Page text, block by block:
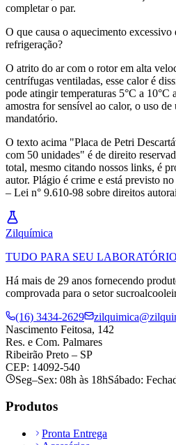
completar o par.
O que causa o aquecimento excessivo
refrigeração?
O atrito do ar com o rotor em alta
centrífugas ventiladas, esse calor é
pode atingir temperaturas 5°C a 10°C
amostra for sensível ao calor, o uso
mandatório.
O texto acima "Placa de Petri
com 50 unidades" é de direito
total, mesmo citando nossos links, é
autor. Plágio é crime e está previsto
– Lei n° 9.610-98 sobre direitos
Zilquímica
TUDO PARA SEU LABORATÓRIO
Há mais de 29 anos fornecendo
comprovada para o setor
(16) 3434-2629
Nascimento Feitosa, 142
Res. e Com. Palmares
Ribeirão Preto – SP
CEP: 14092-540
Seg–Sex: 08h às 18hSábado:
Produtos
Pronta Entrega